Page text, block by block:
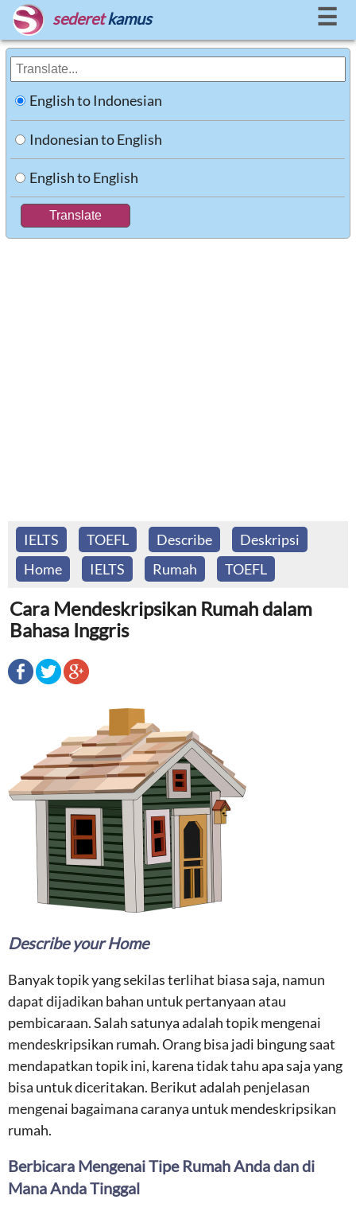
sederet kamus ☰
English to Indonesian
Indonesian to English
English to English
IELTS TOEFL Describe
Deskripsi
Home
IELTS Rumah TOEFL
Cara Mendeskripsikan Rumah dalam
Bahasa Inggris
Describe your Home
Banyak topik yang sekilas terlihat biasa saja, namun
dapat dijadikan bahan untuk pertanyaan atau
pembicaraan. Salah satunya adalah topik mengenai
mendeskripsikan rumah. Orang bisa jadi bingung saat
mendapatkan topik ini, karena tidak tahu apa saja yang
bisa untuk diceritakan. Berikut adalah penjelasan
mengenai bagaimana caranya untuk mendeskripsikan
rumah.
Berbicara Mengenai Tipe Rumah Anda dan di
Mana Anda Tinggal